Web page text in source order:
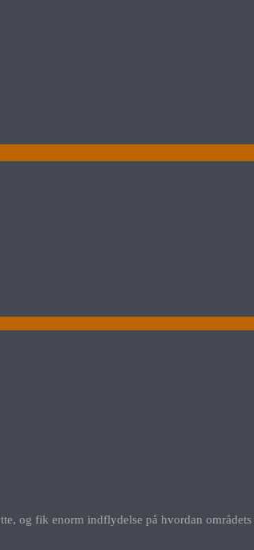
og fik enorm indflydelse på hvordan